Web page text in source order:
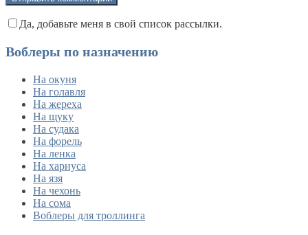
Да, добавьте меня в свой список рассылки.
Воблеры по назначению
На окуня
На голавля
На жереха
На щуку
На судака
На форель
На ленка
На хариуса
На язя
На чехонь
На сома
Воблеры для троллинга